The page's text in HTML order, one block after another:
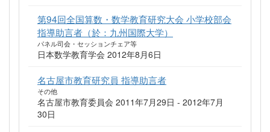
第94回全国算数・数学教育研究大会 小学校部会
指導助言者（於：九州国際大学）
パネル司会・セッションチェア等
日本数学教育学会 2012年8月6日
名古屋市教育研究員 指導助言者
その他
名古屋市教育委員会 2011年7月29日 - 2012年7月
30日